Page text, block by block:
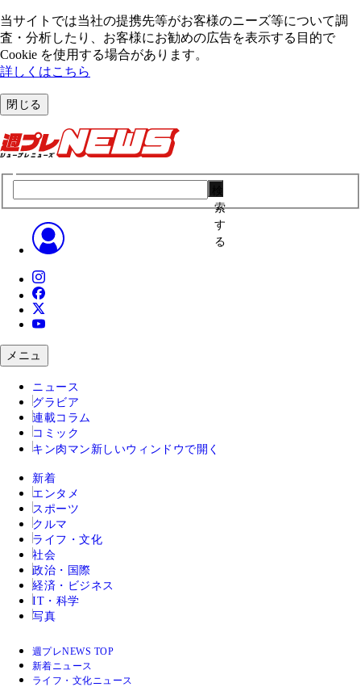
当サイトでは当社の提携先等がお客様のニーズ等について調
査・分析したり、お客様にお勧めの広告を表⽰する⽬的で
Cookie を使⽤する場合があります。
詳しくはこちら
閉じる
索
す
る
メニュ
ニュース
グラビア
連載コラム
コミック
キン肉マン 新しいウィンドウで開く
新着
エンタメ
スポーツ
クルマ
ライフ・文化
社会
政治・国際
経済・ビジネス
IT・科学
写真
週プレNEWS TOP
新着ニュース
ライフ・文化ニュース